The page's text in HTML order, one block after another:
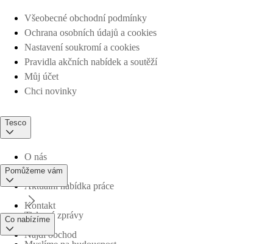
Všeobecné obchodní podmínky
Ochrana osobních údajů a cookies
Nastavení soukromí a cookies
Pravidla akčních nabídek a soutěží
Můj účet
Chci novinky
Tesco
O nás
Aktuální nabídka práce
Tiskové zprávy
Pomůžeme vám
Kontakt
Najdi obchod
Co nabízíme